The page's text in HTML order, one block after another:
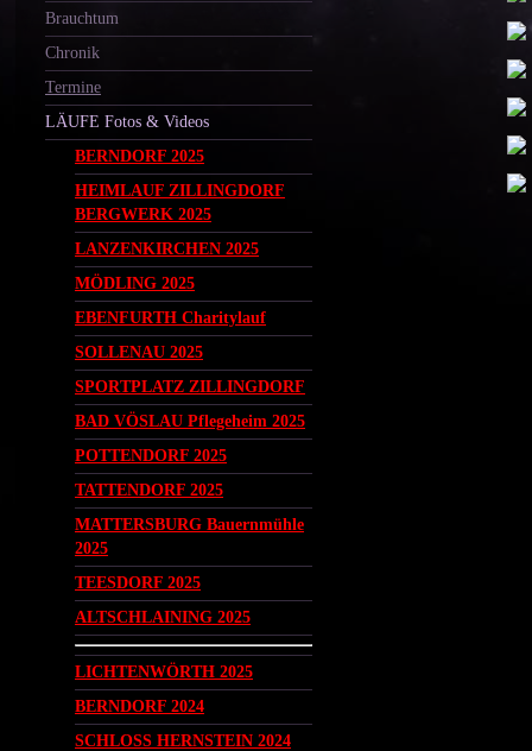
Brauchtum
Chronik
Termine
LÄUFE Fotos & Videos
BERNDORF 2025
HEIMLAUF ZILLINGDORF
BERGWERK 2025
LANZENKIRCHEN 2025
MÖDLING 2025
EBENFURTH Charitylauf
SOLLENAU 2025
SPORTPLATZ ZILLINGDORF
BAD VÖSLAU Pflegeheim 2025
POTTENDORF 2025
TATTENDORF 2025
MATTERSBURG Bauernmühle
2025
TEESDORF 2025
ALTSCHLAINING 2025
LICHTENWÖRTH 2025
BERNDORF 2024
SCHLOSS HERNSTEIN 2024